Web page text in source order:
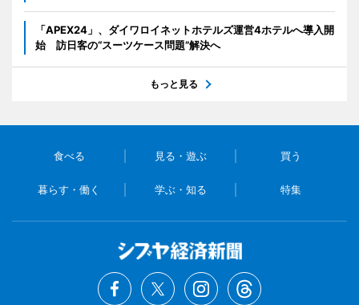
「APEX24」、ダイワロイネットホテルズ運営4ホテルへ導入開
始 訪日客の“スーツケース問題”解決へ
もっと見る
食べる 見る・遊ぶ 買う
暮らす・働く 学ぶ・知る 特集